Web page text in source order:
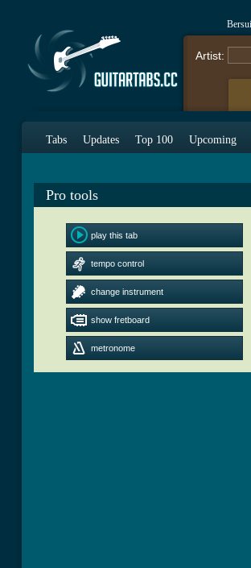
Artist:
Tabs Updates Top 100 Upcoming
Pro tools
play this tab
tempo control
change instrument
show fretboard
metronome